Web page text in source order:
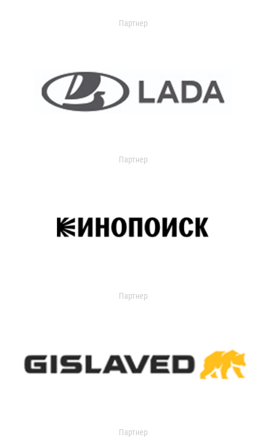
Партнер
Партнер
Партнер
Партнер